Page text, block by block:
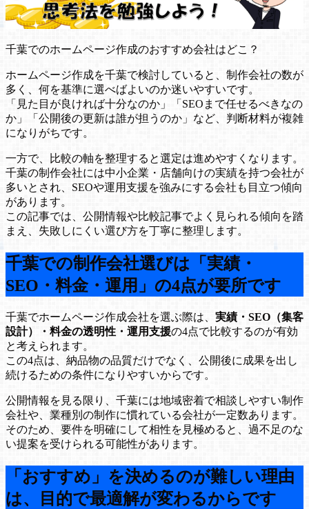
千葉でのホームページ作成のおすすめ会社はどこ？
ホームページ作成を千葉で検討していると、制作会社の数が
多く、何を基準に選べばよいのか迷いやすいです。
「見た目が良ければ十分なのか」「SEOまで任せるべきなの
か」「公開後の更新は誰が担うのか」など、判断材料が複雑
になりがちです。
一方で、比較の軸を整理すると選定は進めやすくなります。
千葉の制作会社には中小企業・店舗向けの実績を持つ会社が
多いとされ、SEOや運用支援を強みにする会社も目立つ傾向
があります。
この記事では、公開情報や比較記事でよく見られる傾向を踏
まえ、失敗しにくい選び方を丁寧に整理します。
千葉での制作会社選びは「実績・
SEO・料金・運用」の4点が要所です
千葉でホームページ作成会社を選ぶ際は、 実績・SEO（集客
設計）・料金の透明性・運用支援の4点で比較するのが有効
と考えられます。
この4点は、納品物の品質だけでなく、公開後に成果を出し
続けるための条件になりやすいからです。
公開情報を見る限り、千葉には地域密着で相談しやすい制作
会社や、業種別の制作に慣れている会社が一定数あります。
そのため、要件を明確にして相性を見極めると、過不足のな
い提案を受けられる可能性があります。
「おすすめ」を決めるのが難しい理由
は、目的で最適解が変わるからです